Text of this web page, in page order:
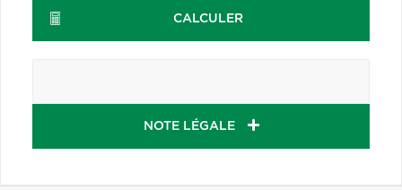
CALCULER
NOTE LÉGALE